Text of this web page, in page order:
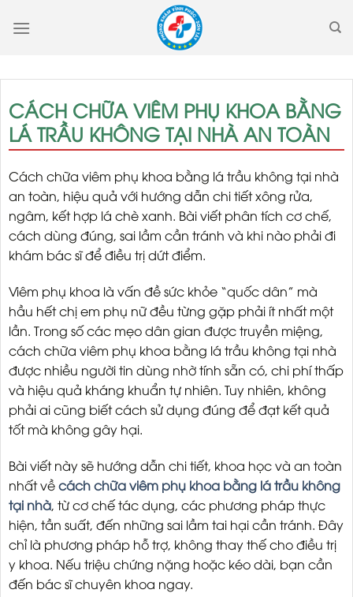
CÁCH CHỮA VIÊM PHỤ KHOA BẰNG
LÁ TRẦU KHÔNG TẠI NHÀ AN TOÀN
Cách chữa viêm phụ khoa bằng lá trầu không tại nhà
an toàn, hiệu quả với hướng dẫn chi tiết xông rửa,
ngâm, kết hợp lá chè xanh. Bài viết phân tích cơ chế,
cách dùng đúng, sai lầm cần tránh và khi nào phải đi
khám bác sĩ để điều trị dứt điểm.
Viêm phụ khoa là vấn đề sức khỏe “quốc dân” mà
hầu hết chị em phụ nữ đều từng gặp phải ít nhất một
lần. Trong số các mẹo dân gian được truyền miệng,
cách chữa viêm phụ khoa bằng lá trầu không tại nhà
được nhiều người tin dùng nhờ tính sẵn có, chi phí thấp
và hiệu quả kháng khuẩn tự nhiên. Tuy nhiên, không
phải ai cũng biết cách sử dụng đúng để đạt kết quả
tốt mà không gây hại.
Bài viết này sẽ hướng dẫn chi tiết, khoa học và an toàn
nhất vềcách chữa viêm phụ khoa bằng lá trầu không
tại nhà, từ cơ chế tác dụng, các phương pháp thực
hiện, tần suất, đến những sai lầm tai hại cần tránh. Đây
chỉ là phương pháp hỗ trợ, không thay thế cho điều trị
y khoa. Nếu triệu chứng nặng hoặc kéo dài, bạn cần
đến bác sĩ chuyên khoa ngay.